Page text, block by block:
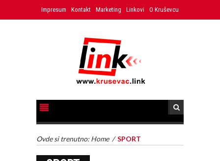
Impresum Kontakt Marketing Linkovi O Kruševcu
Ovde si trenutno: Home /SPORT